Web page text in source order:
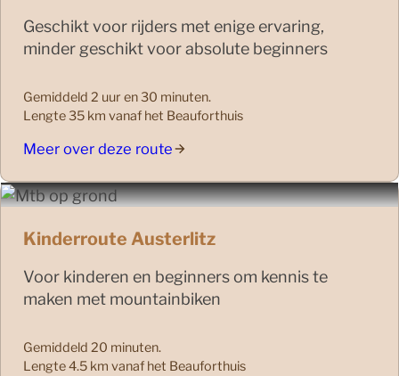
Geschikt voor rijders met enige ervaring,
minder geschikt voor absolute beginners
Gemiddeld 2 uur en 30 minuten.
Lengte 35 km vanaf het Beauforthuis
Meer over deze route
Kinderroute Austerlitz
Voor kinderen en beginners om kennis te
maken met mountainbiken
Gemiddeld 20 minuten.
Lengte 4.5 km vanaf het Beauforthuis